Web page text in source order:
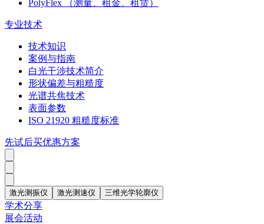
PolyFlex （测量、租金、租赁）
专业技术
技术知识
案例与指南
白光干涉技术简介
形状偏差与粗糙度
光谱共焦技术
表面参数
ISO 21920 粗糙度标准
先试后买优惠方案
激光测振仪 激光测速仪 三维光学轮廓仪
学术分享
展会活动